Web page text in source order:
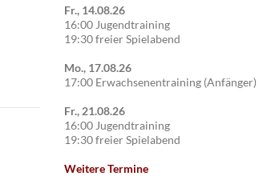
Fr., 14.08.26
16:00 Jugendtraining
19:30 freier Spielabend
Mo., 17.08.26
17:00 Erwachsenentraining (Anfänger)
Fr., 21.08.26
16:00 Jugendtraining
19:30 freier Spielabend
Weitere Termine